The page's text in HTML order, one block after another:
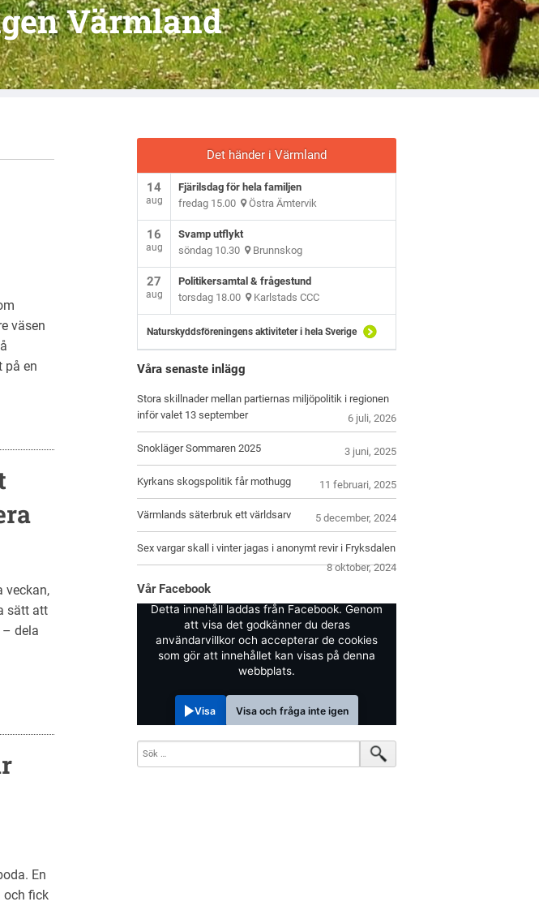
Värmland
väsen
på en
veckan,
sätt att
– dela
En
och fick
Det händer i Värmland
14
aug
Fjärilsdag för hela familjen
fredag 15.00 Östra Ämtervik
16
aug
Svamp utflykt
söndag 10.30 Brunnskog
27
aug
Politikersamtal & frågestund
torsdag 18.00 Karlstads CCC
Naturskyddsföreningens aktiviteter i hela Sverige
Våra senaste inlägg
Stora skillnader mellan partiernas miljöpolitik i regionen
inför valet 13 september
6 juli, 2026
Snokläger Sommaren 2025 3 juni, 2025
Kyrkans skogspolitik får mothugg 11 februari, 2025
Värmlands säterbruk ett världsarv 5 december, 2024
Sex vargar skall i vinter jagas i anonymt revir i Fryksdalen
8 oktober, 2024
Vår Facebook
Detta innehåll laddas från Facebook. Genom
att visa det godkänner du deras
användarvillkor och accepterar de cookies
som gör att innehållet kan visas på denna
webbplats.
Visa Visa och fråga inte igen